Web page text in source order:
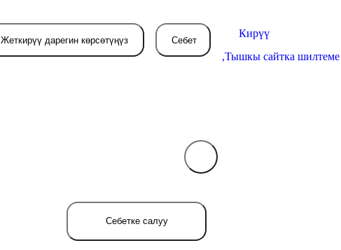
Жеткирүү дарегин көрсөтүңүз Себет
Кирүү
,Тышкы сайтка шилтеме
Себетке салуу
Бул жерде сиз буйрутма берген
товарлар пайда болот.